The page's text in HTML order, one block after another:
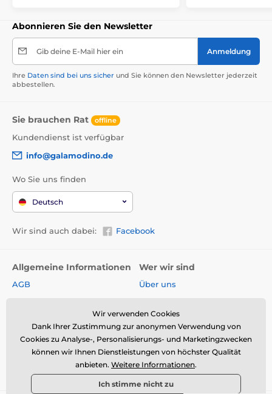
Abonnieren Sie den Newsletter
Gib deine E-Mail hier ein Anmeldung
Ihre Daten sind bei uns sicher und Sie können den Newsletter jederzeit
abbestellen.
Sie brauchen Rat offline
Kundendienst ist verfügbar
info@galamodino.de
Wo Sie uns finden
Deutsch
Wir sind auch dabei: Facebook
Allgemeine Informationen
AGB
Versand & Zahlungsarten
Rückgabe und Reklamation
Online-Retoure &
Wer wir sind
Über uns
Galamodino
Kontakt
Impressum
Datenschutz
Wir verwenden Cookies
Dank Ihrer Zustimmung zur anonymen Verwendung von
Cookies zu Analyse-, Personalisierungs- und Marketingzwecken
können wir Ihnen Dienstleistungen von höchster Qualität
anbieten. Weitere Informationen.
Ich stimme nicht zu